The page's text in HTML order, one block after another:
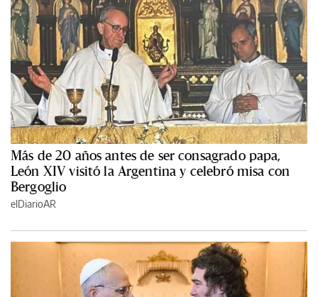
Más de 20 años antes de ser consagrado papa,
León XIV visitó la Argentina y celebró misa con
Bergoglio
elDiarioAR